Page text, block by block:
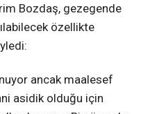
Bozdaş, gezegende
özellikte
ancak maalesef
asidik olduğu için